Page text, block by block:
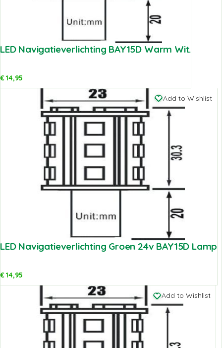
LED Navigatieverlichting BAY15D Warm Wit.
€14,95
Add to Wishlist
LED Navigatieverlichting Groen 24v BAY15D Lamp
€14,95
Add to Wishlist